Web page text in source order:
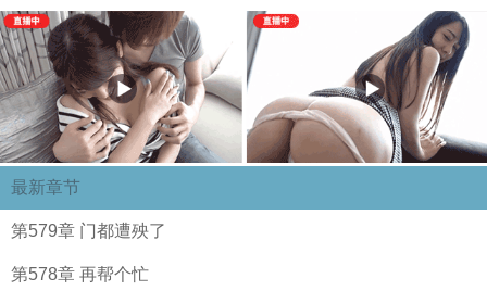
最新章节
第579章 门都遭殃了
第578章 再帮个忙